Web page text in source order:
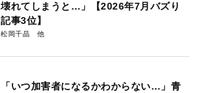
壊れてしまうと…」【2026年7月バズり
記事3位】
松岡千晶
「いつ加害者になるかわからない…」青